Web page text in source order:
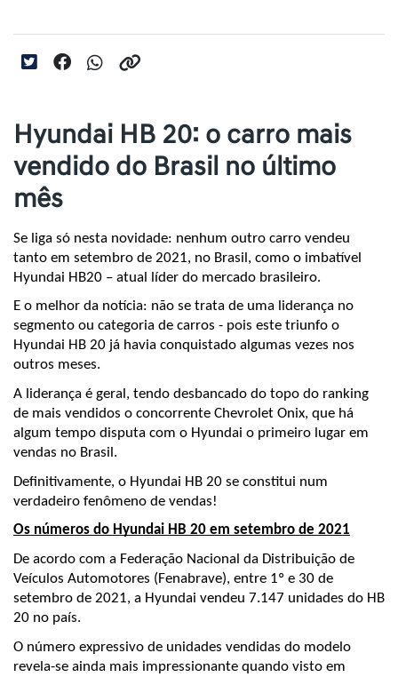
Hyundai HB 20: o carro mais
vendido do Brasil no último
mês
Se liga só nesta novidade: nenhum outro carro vendeu
tanto em setembro de 2021, no Brasil, como o imbatível
Hyundai HB20 – atual líder do mercado brasileiro.
E o melhor da notícia: não se trata de uma liderança no
segmento ou categoria de carros - pois este triunfo o
Hyundai HB 20 já havia conquistado algumas vezes nos
outros meses.
A liderança é geral, tendo desbancado do topo do ranking
de mais vendidos o concorrente Chevrolet Onix, que há
algum tempo disputa com o Hyundai o primeiro lugar em
vendas no Brasil.
Definitivamente, o Hyundai HB 20 se constitui num
verdadeiro fenômeno de vendas!
Os números do Hyundai HB 20 em setembro de 2021
De acordo com a Federação Nacional da Distribuição de
Veículos Automotores (Fenabrave), entre 1º e 30 de
setembro de 2021, a Hyundai vendeu 7.147 unidades do HB
20 no país.
O número expressivo de unidades vendidas do modelo
revela-se ainda mais impressionante quando visto em